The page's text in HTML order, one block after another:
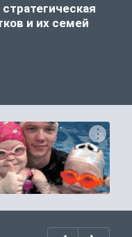
и их семей